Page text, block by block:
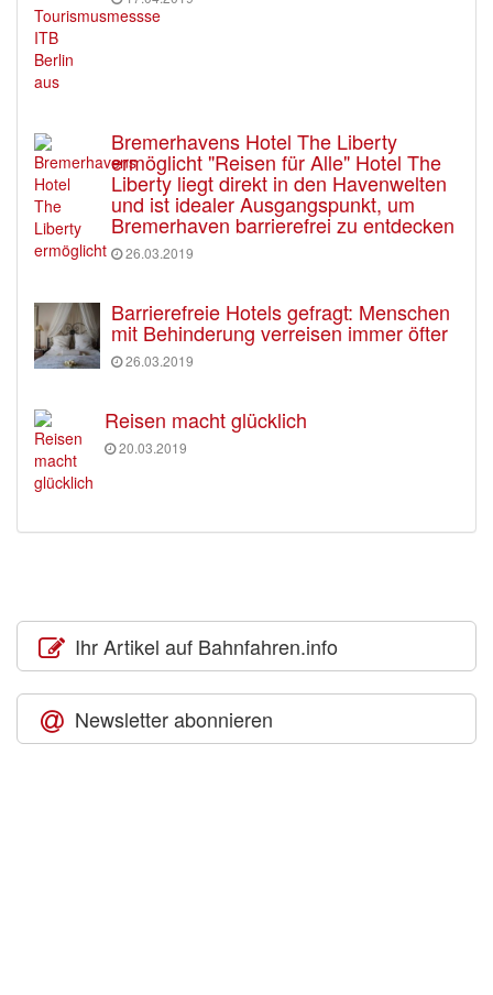
Bremerhavens Hotel The Liberty
ermöglicht "Reisen für Alle" Hotel The
Liberty liegt direkt in den Havenwelten
und ist idealer Ausgangspunkt, um
Bremerhaven barrierefrei zu entdecken
26.03.2019
Barrierefreie Hotels gefragt: Menschen
mit Behinderung verreisen immer öfter
26.03.2019
Reisen macht glücklich
20.03.2019
Ihr Artikel auf Bahnfahren.info
Newsletter abonnieren